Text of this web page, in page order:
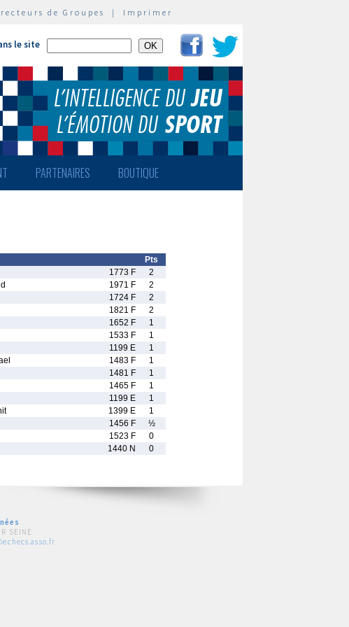
de Groupes | Imprimer
le site
PARTENAIRES BOUTIQUE
Pts
1773 F
2
1971 F
2
1724 F
2
1821 F
2
1652 F
1
1533 F
1
1199 E
1
1483 F
1
1481 F
1
1465 F
1
1199 E
1
1399 E
1
1456 F
½
1523 F
0
1440 N
0
SEINE